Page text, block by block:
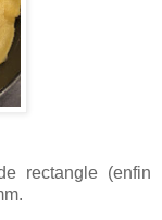
rectangle (enfin